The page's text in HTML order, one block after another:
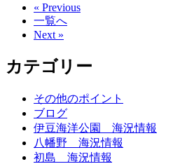
« Previous
一覧へ
Next »
カテゴリー
その他のポイント
ブログ
伊豆海洋公園 海況情報
八幡野 海況情報
初島 海況情報